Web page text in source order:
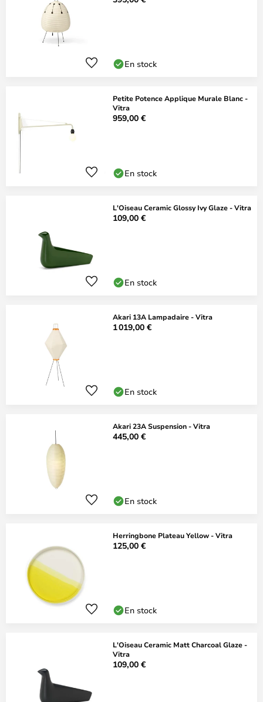
En stock
Petite Potence Applique Murale Blanc -
Vitra
959,00 €
En stock
L'Oiseau Ceramic Glossy Ivy Glaze - Vitra
109,00 €
En stock
Akari 13A Lampadaire - Vitra
1 019,00 €
En stock
Akari 23A Suspension - Vitra
445,00 €
En stock
Herringbone Plateau Yellow - Vitra
125,00 €
En stock
L'Oiseau Ceramic Matt Charcoal Glaze -
Vitra
109,00 €